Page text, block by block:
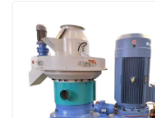
Sản phẩm
video